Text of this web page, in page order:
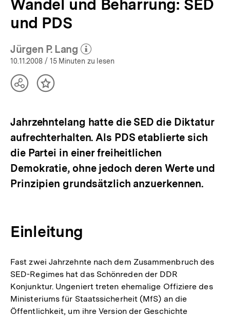
Wandel und Beharrung: SED
und PDS
Jürgen P. Lang
(Mehr zum Autor)
öffnen
10.11.2008 / 15 Minuten zu lesen
TeilenInhalt
Jahrzehntelang hatte die SED die Diktatur
aufrechterhalten. Als PDS etablierte sich
die Partei in einer freiheitlichen
Demokratie, ohne jedoch deren Werte und
Prinzipien grundsätzlich anzuerkennen.
Einleitung
Fast zwei Jahrzehnte nach dem Zusammenbruch des
SED-Regimes hat das Schönreden der DDR
Konjunktur. Ungeniert treten ehemalige Offiziere des
Ministeriums für Staatssicherheit (MfS) an die
Öffentlichkeit, um ihre Version der Geschichte